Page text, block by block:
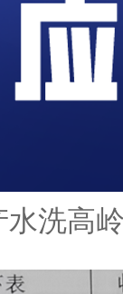
高岭